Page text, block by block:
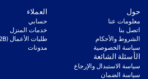
‫حول‬
معلومات عنا
اتصل بنا
‫الشروط والأحكام‬
‫سياسة الخصوصية‬
‫العملاء‬
‫حسابي‬
‫خدمات المنزل‬
‫طلبات الأعمال (B2B)‬
مدونات
‫الأسئلة الشائعة‬
‫سياسة الاستبدال والإرجاع‬
‫سياسة الضمان‬